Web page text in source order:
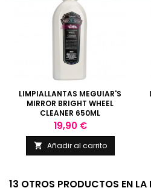
LIMPIALLANTAS MEGUIAR'S
MIRROR BRIGHT WHEEL
CLEANER 650ML
Precio
19,90 €
 Añadir al carrito
13 OTROS PRODUCTOS EN